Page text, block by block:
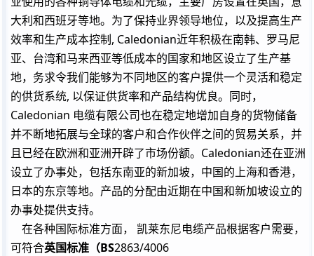
大利和西班牙等地。为了保持业界领导地位，以及提高生产
效率和生产成本控制, Caledonian近年积极在南韩、罗马尼
亚、台湾和马来西亚等低成本的国家和地区设立了生产基
地，务求令我们能够为不同地区的客户提供一个灵活和稳定
的供货系统, 以保证供货率和产品结构优良。同时，
Caledonian 电缆有限公司也在稳定地增加自身的货物储备
并不断地拓展与全球的客户和合作伙伴之间的贸易关系，并
且已经在欧洲和亚洲开辟了市场份额。Caledonian还在亚洲
设立了办事处，包括东南亚的新加坡，中国的上海和香港，
日本的东京等地。产品的分配由近期在中国和新加坡设立的
办事处提供支持。
在各种国际标准方面， 凯莱东尼电缆产品根据客户需要，
可符合英国标准（BS2863/4006